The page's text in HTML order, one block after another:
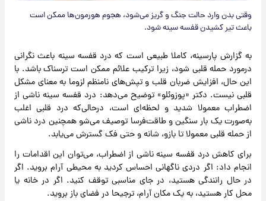
وقتی بدن وارد حالت جنگ و گریز می‌شود، هجوم هورمون‌ها ممکن است
باعث تیر کشیدن قفسه سینه شود.
به گزارش پارسینه، کاملا طبیعی است که درد قفسه سینه باعث نگرانی
درمورد حمله قلبی شود، زیرا ترکیب علائم ممکن است ترسناک باشد. با
این حال، افزایش ضربان قلب و تپش‌های نامنظم لزوما به معنای مشکل
قلبی نیست. دکتر «پوزوئلو» توضیح می‌دهد: درد قفسه سینه ناشی از
اضطراب معمولا شدید و لحظه‌ای است، درحالی‌که درد قلبی اغلب
به‌صورت یک بار سنگین و طاقت‌فرسا توصیف می‌شو همچنین درد ناشی
از حمله قلبی معمولا تا بازو، شانه و حتی فک گسترش می‌یابد.
برای کاهش درد قفسه سینه ناشی از اضطراب، می‌توان این اقدامات را
انجام داد: اگر دردی ناگهانی احساس کردید به محیطی آرام بروید. اگر
در حال رانندگی هستید، در جای مناسبی توقف کنید. اگر در خانه یا
محل کار هستید، به یک مکان آرام، ترجیحا در فضای باز بروید.